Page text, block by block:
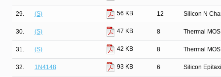
29. (S) 56 KB 12 Silicon N
30. (S) 47 KB 8 Thermal
31. (S) 42 KB 8 Thermal
32. 1N4148 93 KB 6 Silicon